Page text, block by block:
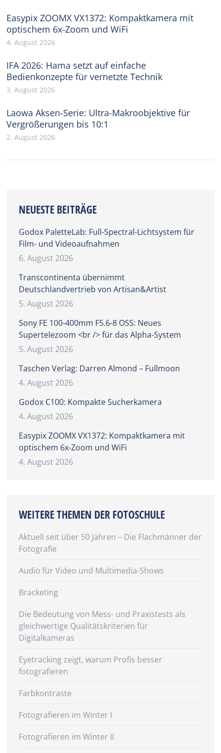
Easypix ZOOMX VX1372: Kompaktkamera mit
optischem 6x-Zoom und WiFi
4. August 2026
IFA 2026: Hama setzt auf einfache
Bedienkonzepte für vernetzte Technik
3. August 2026
Laowa Aksen-Serie: Ultra-Makroobjektive für
Vergrößerungen bis 10:1
2. August 2026
NEUESTE BEITRÄGE
Godox PaletteLab: Full-Spectral-Lichtsystem für
Film- und Videoaufnahmen
6. August 2026
Transcontinenta übernimmt
Deutschlandvertrieb von Artisan&Artist
5. August 2026
Sony FE 100-400mm F5.6-8 OSS: Neues
Supertelezoom <br /> für das Alpha-System
5. August 2026
Taschen Verlag: Darren Almond – Fullmoon
4. August 2026
Godox C100: Kompakte Sucherkamera
4. August 2026
Easypix ZOOMX VX1372: Kompaktkamera mit
optischem 6x-Zoom und WiFi
4. August 2026
WEITERE THEMEN DER FOTOSCHULE
Aktuell seit über 50 Jahren – Die Flachmänner der
Fotografie
Audio für Video und Multimedia-Shows
Bracketing
Die Bedeutung von Mess- und Praxistests als
gleichwertige Qualitätskriterien für
Digitalkameras
Eyetracking zeigt, warum Profis besser
fotografieren
Farbkontraste
Fotografieren im Winter I
Fotografieren im Winter II